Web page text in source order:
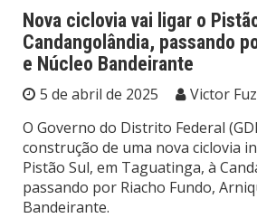
Nova ciclovia vai ligar o
Candangolândia, passando
e Núcleo Bandeirante
5 de abril de 2025 Victor
O Governo do Distrito Federal
construção de uma nova ciclovia
Pistão Sul, em Taguatinga, à
passando por Riacho Fundo,
Bandeirante.